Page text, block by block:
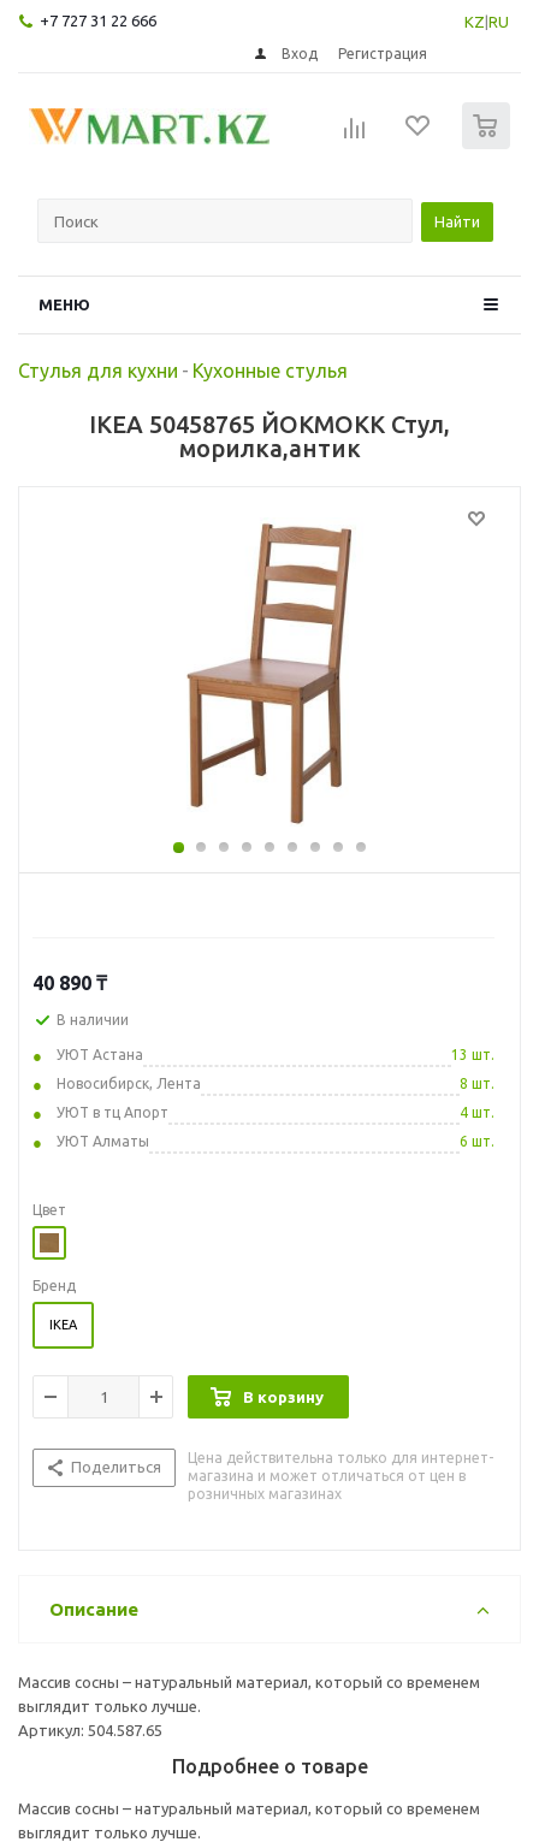
+7 727 31 22 666 KZ RU
Вход Регистрация
Найти
МЕНЮ
Стулья для кухни - Кухонные стулья
IKEA 50458765 ЙОКМОКК Стул,
морилка,антик
40 890 ₸
В наличии
УЮТ Астана
13 шт.
Новосибирск, Лента
8 шт.
УЮТ в тц Апорт
4 шт.
УЮТ Алматы
6 шт.
Цвет
Бренд
IKEA
В корзину
Поделиться
Цена действительна только для интернет-
магазина и может отличаться от цен в
розничных магазинах
Описание
Массив сосны – натуральный материал, который со временем
выглядит только лучше.
Артикул: 504.587.65
Подробнее о товаре
Массив сосны – натуральный материал, который со временем
выглядит только лучше.